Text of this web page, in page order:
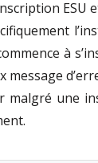
à
une